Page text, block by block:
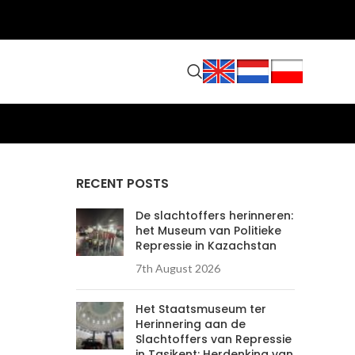
RECENT POSTS
De slachtoffers herinneren:
het Museum van Politieke
Repressie in Kazachstan
7th August 2026
Het Staatsmuseum ter
Herinnering aan de
Slachtoffers van Repressie